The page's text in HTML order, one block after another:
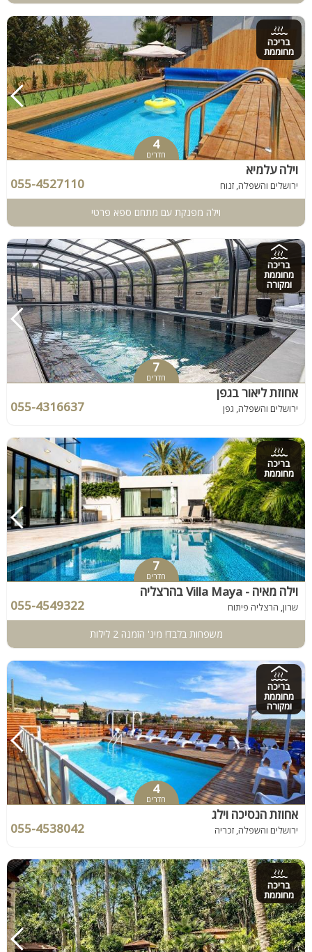
בריכה
מחוממת
4
חדרים
וילה עלמיא
ירושלים והשפלה, זנוח 055-4527110
וילה מפנקת עם מתחם ספא פרטי
בריכה
מחוממת
ומקורה
7
חדרים
אחוזת ליאור בגפן
ירושלים והשפלה, גפן 055-4316637
בריכה
מחוממת
7
חדרים
וילה מאיה - Villa Maya בהרצליה
שרון, הרצליה פיתוח 055-4549322
משפחות בלבד! מינ' הזמנה 2 לילות
בריכה
מחוממת
ומקורה
4
חדרים
אחוזת הנסיכה וילג
ירושלים והשפלה, זכריה 055-4538042
בריכה
מחוממת